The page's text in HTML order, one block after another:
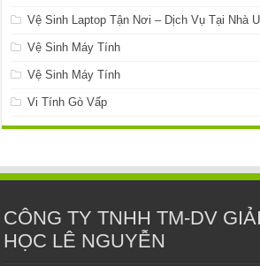
Vệ Sinh Laptop Tận Nơi – Dịch Vụ Tại Nhà
Vệ Sinh Máy Tính
Vệ Sinh Máy Tính
Vi Tính Gò Vấp
CÔNG TY TNHH TM-DV
HỌC LÊ NGUYỄN